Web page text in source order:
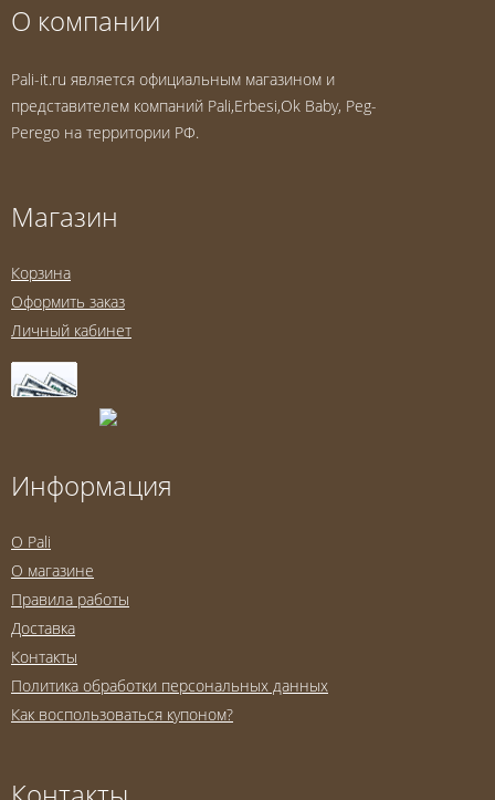
О компании
Pali-it.ru является официальным магазином и
представителем компаний Pali,Erbesi,Ok Baby, Peg-
Perego на территории РФ.
Магазин
Корзина
Оформить заказ
Личный кабинет
Информация
O Pali
О магазине
Правила работы
Доставка
Контакты
Политика обработки персональных данных
Как воспользоваться купоном?